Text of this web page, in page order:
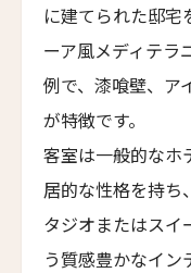
バリーマロー・ハ
Ballymaloe House
サン・カンジアン
San Canzian Hotel &
ウルソ・ホテル＆
Urso Hotel & Spa
トーテム・マドリ
TÓTEM Madrid
に建てられた邸宅
ーア風メディテラ
例で、漆喰壁、ア
が特徴です。
客室は一般的なホ
居的な性格を持ち
タジオまたはスイ
う質感豊かなイン